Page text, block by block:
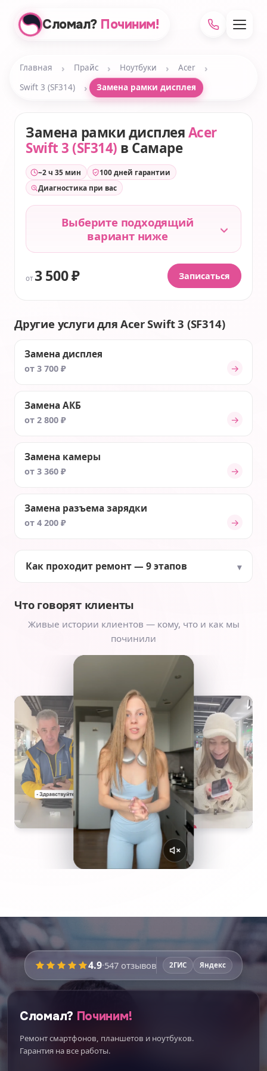
Сломал? Починим!
Главная › Прайс › Ноутбуки › Acer ›
Swift 3 (SF314) › Замена рамки дисплея
Замена рамки дисплеяAcer
Swift 3 (SF314) в Самаре
~2 ч 35 мин
100 дней гарантии
Диагностика при вас
Выберите подходящий
вариант ниже
от 3 500 ₽ Записаться
Другие услуги для Acer Swift 3 (SF314)
Замена дисплея
от 3 700 ₽ →
Замена АКБ
от 2 800 ₽ →
Замена камеры
от 3 360 ₽ →
Замена разъема зарядки
от 4 200 ₽ →
Как проходит ремонт — 9 этапов
Что говорят клиенты
Живые истории клиентов — кому, что и как мы
починили
4.9·547 отзывов 2ГИС Яндекс
Сломал? Починим!
Ремонт смартфонов, планшетов и ноутбуков.
Гарантия на все работы.